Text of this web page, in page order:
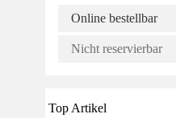
Online bestellbar
Nicht reservierbar
Top Artikel